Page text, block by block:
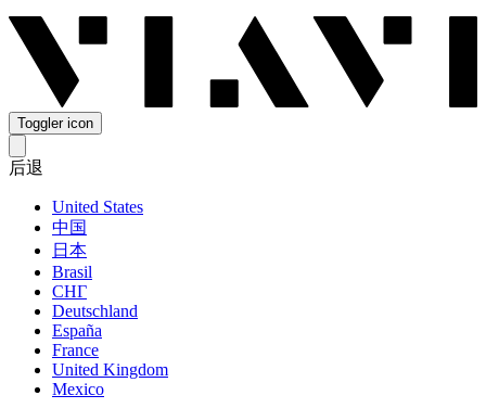
Toggler icon
后退
United States
中国
日本
Brasil
СНГ
Deutschland
España
France
United Kingdom
Mexico